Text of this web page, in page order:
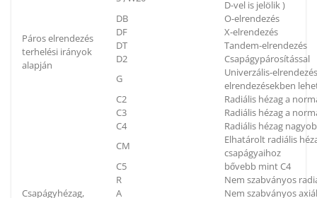
D-vel is jelölik )
Páros elrendezés
terhelési irányok
alapján
DB
O-elrendezés
DF
X-elrendezés
DT
Tandem-elrendezés
D2
Csapágypárosítással
G
Univerzális-
elrendezésekben
Csapágyhézag,
C2
Radiális hézag a
C3
Radiális hézag a
C4
Radiális hézag
CM
Elhatárolt radiális
csapágyaihoz
C5
bővebb mint C4
R
Nem szabványos
A
Nem szabványos